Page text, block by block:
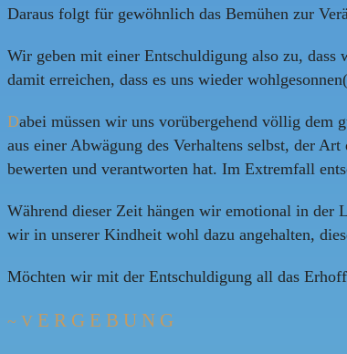
Daraus folgt für gewöhnlich das Bemühen zur
Wir geben mit einer Entschuldigung also zu, dass
damit erreichen, dass es uns wieder
Dabei müssen wir uns vorübergehend völlig dem
aus einer Abwägung des Verhaltens selbst, der
bewerten und verantworten hat. Im Extremfall
Während dieser Zeit hängen wir emotional in der
wir in unserer Kindheit wohl dazu angehalten,
Möchten wir mit der Entschuldigung all das
~ V E R G E B U N G